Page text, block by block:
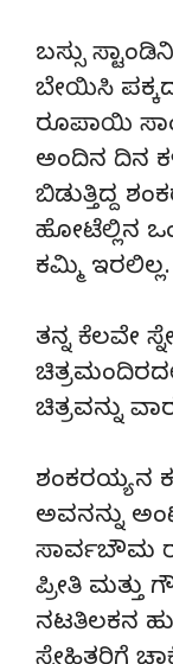
ಬಸ್ಸು
ಬೇಯಿಸಿ
ರೂಪಾಯಿ
ಅಂದಿನ ದಿನ
ಬಿಡುತ್ತಿದ್ದ
ಹೋಟೆಲ್ಲಿನ
ಕಮ್ಮಿ ಇರಲಿಲ್ಲ.
ತನ್ನ ಕೆಲವೇ
ಚಿತ್ರವನ್ನು
ಶಂಕರಯ್ಯ ನ
ಅವನನ್ನು
ಸಾರ್ವಬೌಮ
ಪ್ರೀತಿ ಮತ್ತು
ನಟತಿಲಕನ